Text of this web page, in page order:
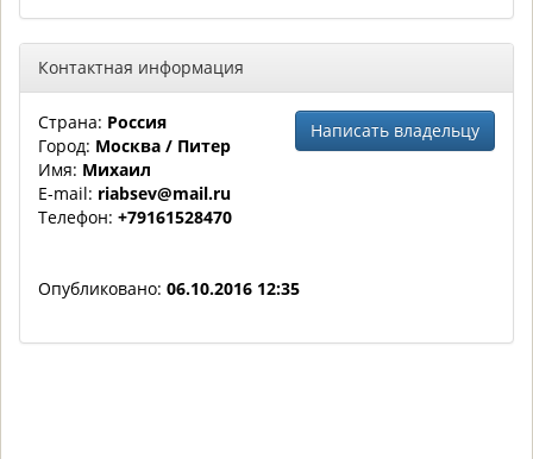
Контактная информация
Написать владельцу
Страна: Россия
Город: Москва / Питер
Имя: Михаил
E-mail: riabsev@mail.ru
Телефон: +79161528470
Опубликовано: 06.10.2016 12:35